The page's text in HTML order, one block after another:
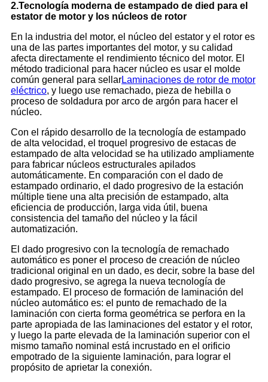
2.Tecnología moderna de estampado de died para el
estator de motor y los núcleos de rotor
En la industria del motor, el núcleo del estator y el rotor es
una de las partes importantes del motor, y su calidad
afecta directamente el rendimiento técnico del motor. El
método tradicional para hacer núcleo es usar el molde
común general para sellarLaminaciones de rotor de motor
eléctrico, y luego use remachado, pieza de hebilla o
proceso de soldadura por arco de argón para hacer el
núcleo.
Con el rápido desarrollo de la tecnología de estampado
de alta velocidad, el troquel progresivo de estacas de
estampado de alta velocidad se ha utilizado ampliamente
para fabricar núcleos estructurales apilados
automáticamente. En comparación con el dado de
estampado ordinario, el dado progresivo de la estación
múltiple tiene una alta precisión de estampado, alta
eficiencia de producción, larga vida útil, buena
consistencia del tamaño del núcleo y la fácil
automatización.
El dado progresivo con la tecnología de remachado
automático es poner el proceso de creación de núcleo
tradicional original en un dado, es decir, sobre la base del
dado progresivo, se agrega la nueva tecnología de
estampado. El proceso de formación de laminación del
núcleo automático es: el punto de remachado de la
laminación con cierta forma geométrica se perfora en la
parte apropiada de las laminaciones del estator y el rotor,
y luego la parte elevada de la laminación superior con el
mismo tamaño nominal está incrustado en el orificio
empotrado de la siguiente laminación, para lograr el
propósito de aprietar la conexión.